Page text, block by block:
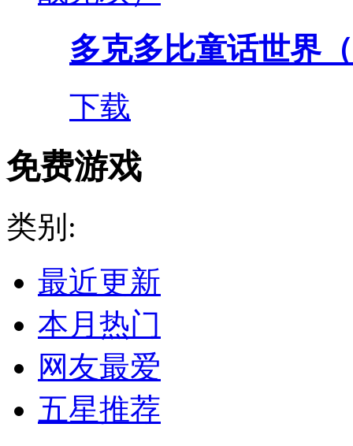
多克多比童话世界
下载
免费游戏
类别:
最近更新
本月热门
网友最爱
五星推荐